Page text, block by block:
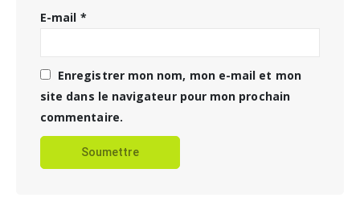
E-mail *
Enregistrer mon nom, mon e-mail et mon
site dans le navigateur pour mon prochain
commentaire.